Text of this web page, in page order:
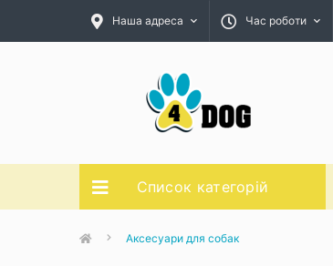
Наша адреса Час роботи
Список категорій
Аксесуари для собак